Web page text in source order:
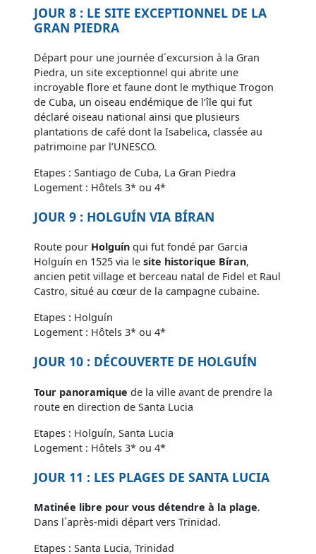
JOUR 8 : LE SITE EXCEPTIONNEL DE LA
GRAN PIEDRA
Départ pour une journée d´excursion à la Gran
Piedra, un site exceptionnel qui abrite une
incroyable flore et faune dont le mythique Trogon
de Cuba, un oiseau endémique de l’île qui fut
déclaré oiseau national ainsi que plusieurs
plantations de café dont la Isabelica, classée au
patrimoine par l’UNESCO.
Etapes : Santiago de Cuba, La Gran Piedra
Logement : Hôtels 3* ou 4*
JOUR 9 : HOLGUÍN VIA BÍRAN
Route pour Holguín qui fut fondé par Garcia
Holguín en 1525 via le site historique Bíran,
ancien petit village et berceau natal de Fidel et Raul
Castro, situé au cœur de la campagne cubaine.
Etapes : Holguín
Logement : Hôtels 3* ou 4*
JOUR 10 : DÉCOUVERTE DE HOLGUÍN
Tour panoramique de la ville avant de prendre la
route en direction de Santa Lucia
Etapes : Holguín, Santa Lucia
Logement : Hôtels 3* ou 4*
JOUR 11 : LES PLAGES DE SANTA LUCIA
Matinée libre pour vous détendre à la plage.
Dans l´après-midi départ vers Trinidad.
Etapes : Santa Lucia, Trinidad